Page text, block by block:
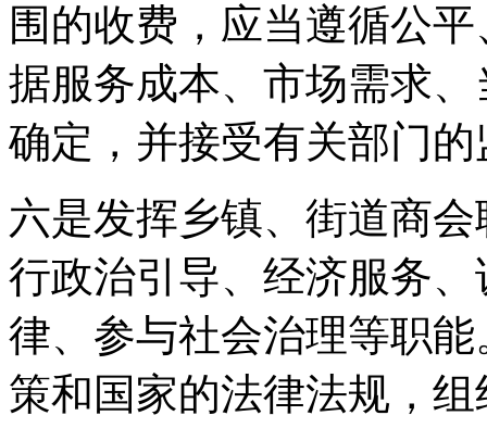
围的收费，应当遵循公
据服务成本、市场需求
确定，并接受有关部门
六是发挥乡镇、街道商
行政治引导、经济服务
律、参与社会治理等职
策和国家的法律法规，